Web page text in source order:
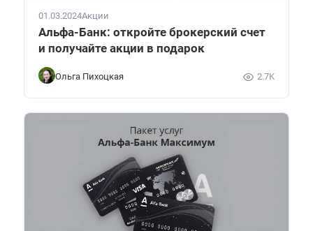
01.03.2024Акции
Альфа-Банк: откройте брокерский счет
и получайте акции в подарок
Ольга Пихоцкая 2.7K